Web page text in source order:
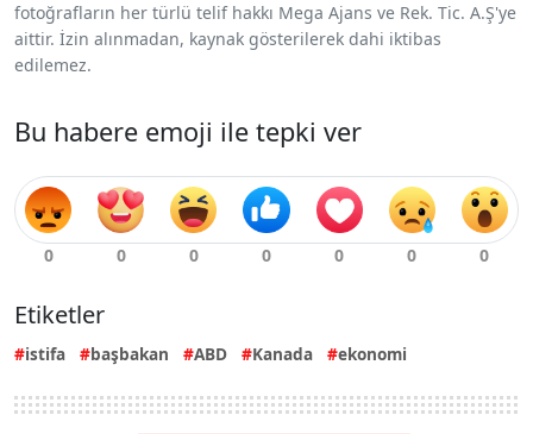
fotoğrafların her türlü telif hakkı Mega Ajans ve Rek. Tic. A.Ş'ye
aittir. İzin alınmadan, kaynak gösterilerek dahi iktibas
edilemez.
Bu habere emoji ile tepki ver
Etiketler
istifa başbakan ABD Kanada ekonomi